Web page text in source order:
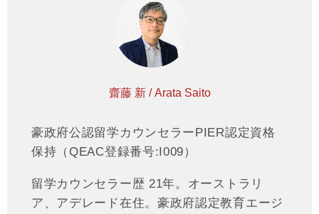
齋藤 新 / Arata Saito
豪政府公認留学カウンセラーPIER認定資格
保持（QEAC登録番号:I009）
留学カウンセラー歴 21年。オーストラリ
ア、アデレード在住。豪政府認定教育エージ